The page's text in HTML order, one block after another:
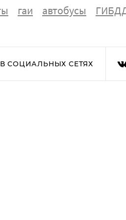
гаи автобусы
СОЦИАЛЬНЫХ СЕТЯХ